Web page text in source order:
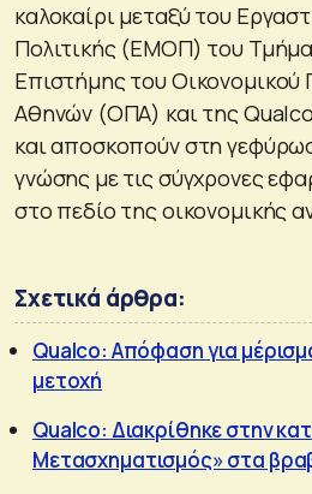
καλοκαίρι μεταξύ του
Πολιτικής (ΕΜΟΠ) του
Επιστήμης του Οικονομικού
Αθηνών (ΟΠΑ) και της
και αποσκοπούν στη
γνώσης με τις σύγχρονες
στο πεδίο της οικονομικής
Σχετικά άρθρα:
Qualco: Απόφαση για
μετοχή
Qualco: Διακρίθηκε στην
Μετασχηματισμός» στα